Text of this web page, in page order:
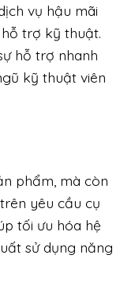
vụ hậu mãi
trợ kỹ thuật.
hỗ trợ nhanh
kỹ thuật viên
phẩm, mà còn
yêu cầu cụ
tối ưu hóa hệ
sử dụng năng